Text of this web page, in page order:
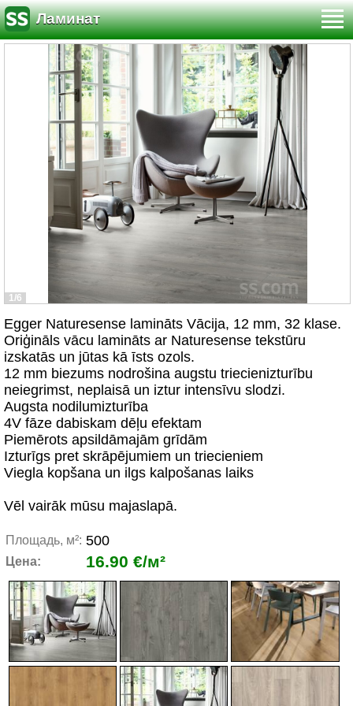
Ламинат
1/6
Egger Naturesense lamināts Vācija, 12 mm, 32 klase.
Oriģināls vācu lamināts ar Naturesense tekstūru
izskatās un jūtas kā īsts ozols.
12 mm biezums nodrošina augstu triecienizturību
neiegrimst, neplaisā un iztur intensīvu slodzi.
Augsta nodilumizturība
4V fāze dabiskam dēļu efektam
Piemērots apsildāmajām grīdām
Izturīgs pret skrāpējumiem un triecieniem
Viegla kopšana un ilgs kalpošanas laiks
Vēl vairāk mūsu majaslapā.
Площадь, м²: 500
Цена: 16.90 €/м²